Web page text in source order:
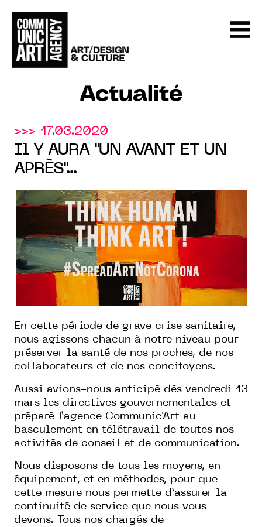
Actualité
>>> 17.03.2020
Il Y AURA "UN AVANT ET UN
APRÈS"...
En cette période de grave crise sanitaire,
nous agissons chacun à notre niveau pour
préserver la santé de nos proches, de nos
collaborateurs et de nos concitoyens.
Aussi avions-nous anticipé dès vendredi 13
mars les directives gouvernementales et
préparé l’agence Communic'Art au
basculement en télétravail de toutes nos
activités de conseil et de communication.
Nous disposons de tous les moyens, en
équipement, et en méthodes, pour que
cette mesure nous permette d’assurer la
continuité de service que nous vous
devons. Tous nos chargés de